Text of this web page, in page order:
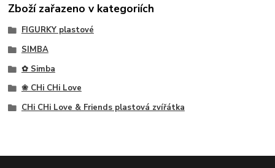
Zboží zařazeno v kategoriích
FIGURKY plastové
SIMBA
✿ Simba
❀ CHi CHi Love
CHi CHi Love & Friends plastová zvířátka